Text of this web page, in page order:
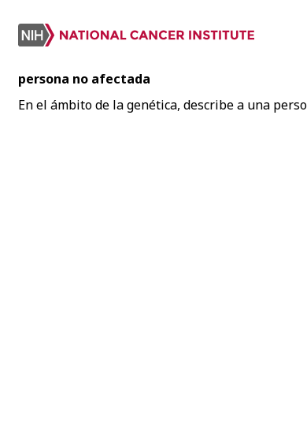
persona no afectada
En el ámbito de la genética, describe a una